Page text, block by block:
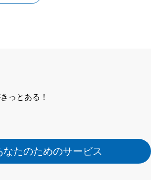
っとある！
なたのためのサービス